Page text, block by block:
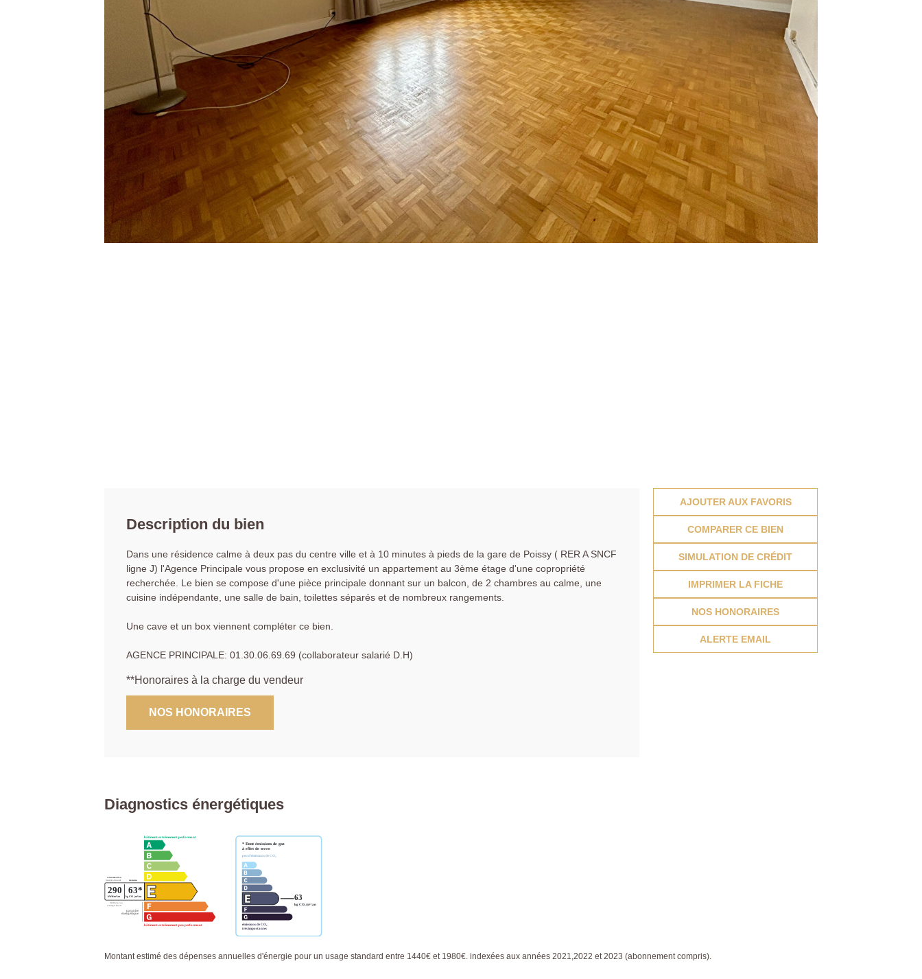
Description du bien
Dans une résidence calme à deux pas du centre ville et à 10 minutes à pieds de la gare de Poissy ( RER A SNCF
ligne J) l'Agence Principale vous propose en exclusivité un appartement au 3ème étage d'une copropriété
recherchée. Le bien se compose d'une pièce principale donnant sur un balcon, de 2 chambres au calme, une
cuisine indépendante, une salle de bain, toilettes séparés et de nombreux rangements.
Une cave et un box viennent compléter ce bien.
AGENCE PRINCIPALE: 01.30.06.69.69 (collaborateur salarié D.H)
**Honoraires à la charge du vendeur
NOS HONORAIRES
AJOUTER AUX FAVORIS
COMPARER CE BIEN
SIMULATION DE CRÉDIT
IMPRIMER LA FICHE
NOS HONORAIRES
ALERTE EMAIL
Diagnostics énergétiques
Montant estimé des dépenses annuelles d'énergie pour un usage standard entre 1440€ et 1980€. indexées aux années 2021,2022 et 2023 (abonnement compris).